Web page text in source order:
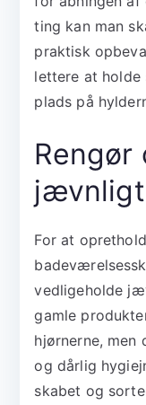
ting kan man
praktisk
lettere at holde
plads på
Rengør
jævnligt
For at
vedligeholde
gamle
hjørnerne,
og dårlig
skabet og